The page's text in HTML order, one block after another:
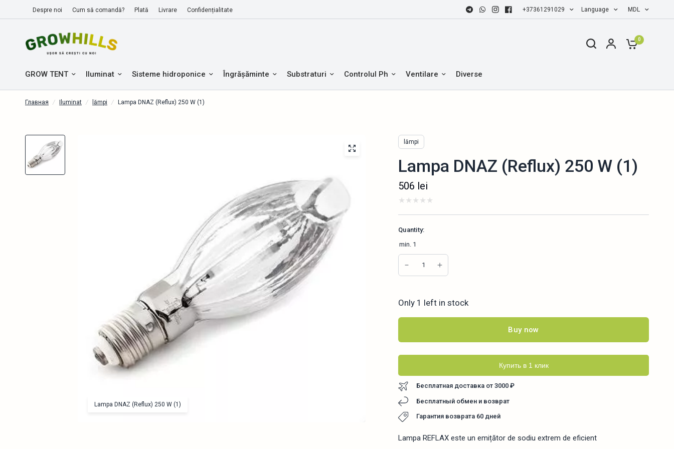
Despre noi Cum să comandă? Plată Livrare Confidențialitate +37361291029 Language MDL
0
GROW TENT Iluminat Sisteme hidroponice Îngrășăminte Substraturi Controlul Ph Ventilare Diverse
Главная / Iluminat / lămpi / Lampa DNAZ (Reflux) 250 W (1)
Lampa DNAZ (Reflux) 250 W (1)
lămpi
Lampa DNAZ (Reflux) 250 W (1)
506 lei
Quantity:
min. 1
Only 1 left in stock
Buy now
Купить в 1 клик
Бесплатная доставка от 3000 ₽
Бесплатный обмен и возврат
Гарантия возврата 60 дней
Lampa REFLAX este un emițător de sodiu extrem de eficient